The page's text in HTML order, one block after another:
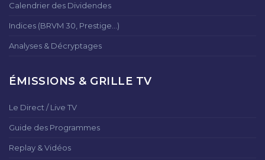
Calendrier des Dividendes
Indices (BRVM 30, Prestige...)
Analyses & Décryptages
ÉMISSIONS & GRILLE TV
Le Direct / Live TV
Guide des Programmes
Replay & Vidéos